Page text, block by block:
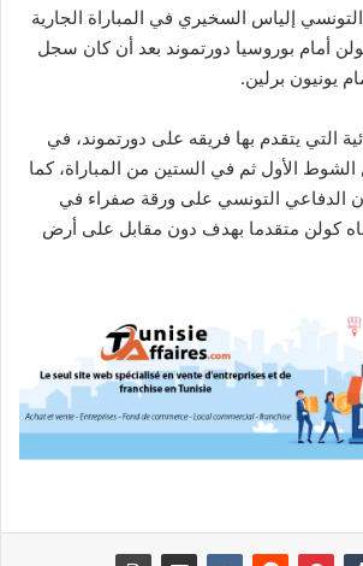
إلياس السخيري في المباراة الجارية
أمام بوروسيا دورتموند بعد أن كان سجل
يونيون برلين.
التي يتقدم بها فريقه على دورتموند، في
الشوط الأول ثم في الستين من المباراة، كما
الدفاعي التونسي على ورقة صفراء في
كولن متقدما بهدف دون مقابل على أرض